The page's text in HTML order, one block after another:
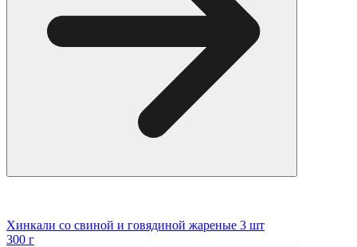
Хинкали со свиной и говядиной жареные 3 шт
300 г